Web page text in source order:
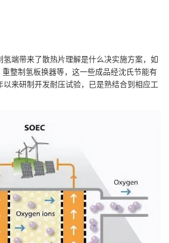
端带来了散热片理解是什么决实施方案，如
整制氢板换器等，这一些成品经沈氏节能有
以来研制开发耐压试验，已是熟结合到相应工